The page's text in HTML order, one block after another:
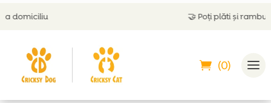
Poți plăti și ramburs
(0)